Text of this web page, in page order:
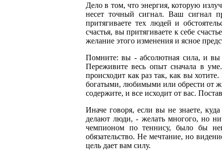
Дело в том, что энергия, которую
несет точный сигнал. Ваш сигнал
притягиваете тех людей и
счастья, вы притягиваете к себе
желание этого изменения и ясное
Помните: вы - абсолютная сила, и вы
Переживите весь опыт сначала в
происходит как раз так, как вы
богатыми, любимыми или обрести от
содержите, и все исходит от вас.
Иначе говоря, если вы не знаете,
делают люди, - желать многого, но
чемпионом по теннису, было бы
обязательство. Не мечтание, но
цель дает вам силу.